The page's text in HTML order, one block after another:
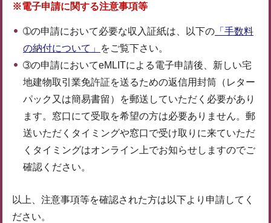
※電子申請に関する注意事項等
➀の申請において必要な収入証紙は、以下の 「手数料
の納付について」
をご覧下さい。
➂の申請においてeMLITによる電子申請後、新しい宅
地建物取引業免許証を送るための返信用封筒（レター
パック又は簡易書留）を郵送していただく必要があり
ます。窓口にて受取を希望の方は必要ありません。郵
送いただくタイミングや窓口で受け取りに来ていただ
くタイミングはオンライン上でお知らせしますのでご
確認ください。
以上、注意事項等を確認された方は以下より申請してく
ださい。